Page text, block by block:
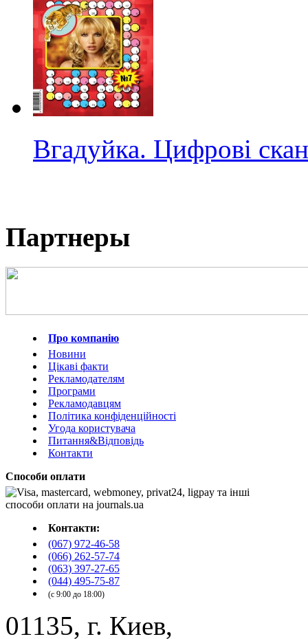
Вгадуйка. Цифрові
Партнеры
Про компанію
Новини
Цікаві факти
Рекламодателям
Програми
Рекламодавцям
Політика конфіденційності
Угода користувача
Питання&Відповідь
Контакти
Способи оплати
Контакти:
(067) 972-46-58
(066) 262-57-74
(063) 397-27-65
(044) 495-75-87
(с 9:00 до 18:00)
01135, г. Киев,